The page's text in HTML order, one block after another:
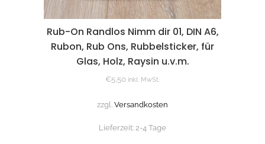
Rub-On Randlos Nimm dir 01, DIN A6,
Rubon, Rub Ons, Rubbelsticker, für
Glas, Holz, Raysin u.v.m.
€5,50 inkl. MwSt.
zzgl. Versandkosten
Lieferzeit: 2-4 Tage